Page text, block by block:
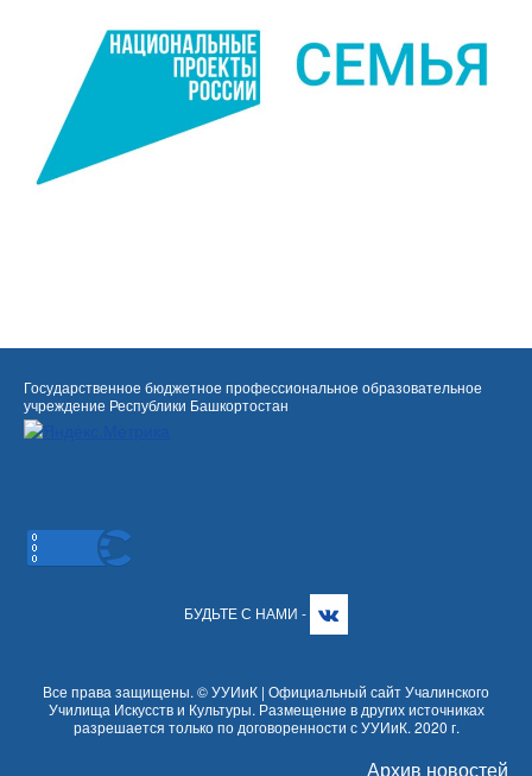
Государственное бюджетное профессиональное образовательное
учреждение Республики Башкортостан
БУДЬТЕ С НАМИ -
Все права защищены. © УУИиК | Официальный сайт Учалинского
Училища Искусств и Культуры. Размещение в других источниках
разрешается только по договоренности с УУИиК. 2020 г.
Архив новостей